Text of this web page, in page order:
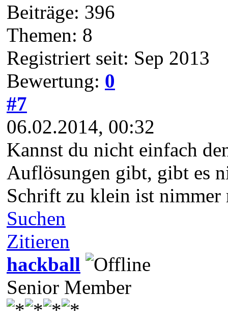
Beiträge: 396
Themen: 8
Registriert seit: Sep 2013
Bewertung: 0
#7
06.02.2014, 00:32
Kannst du nicht einfach
Auflösungen gibt, gibt es
Schrift zu klein ist nimmer
Suchen
Zitieren
hackball
Senior Member